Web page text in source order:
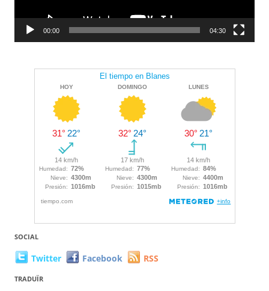
00:00 04:30
SOCIAL
Twitter Facebook RSS
TRADUÏR